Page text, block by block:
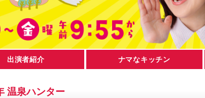
出演者紹介 ナマなキッチン
温泉ハンター